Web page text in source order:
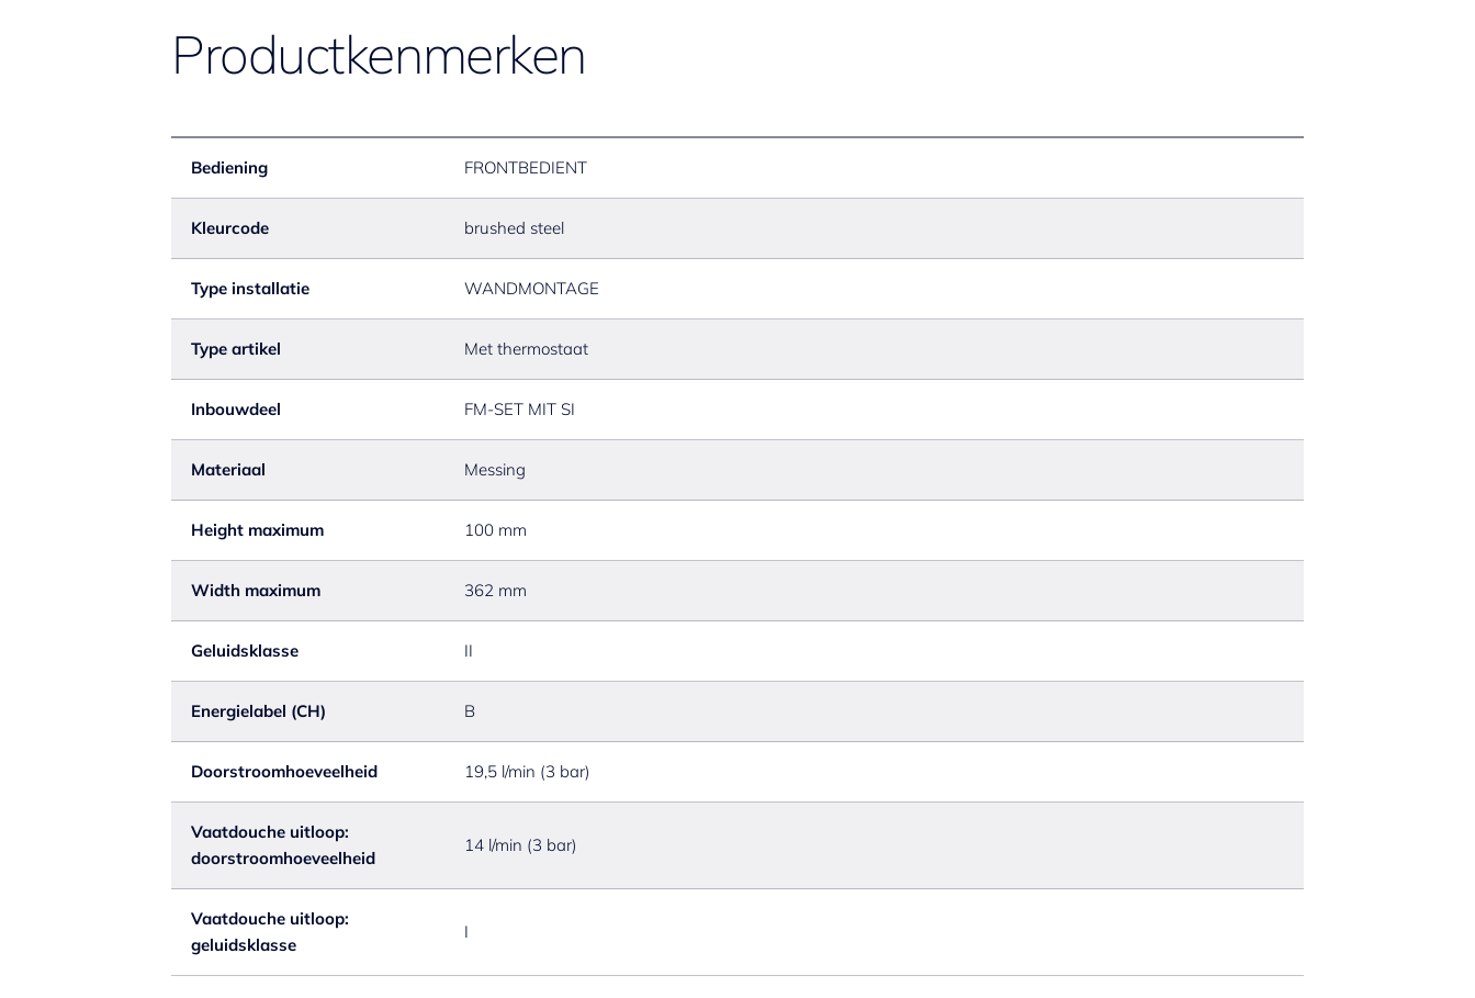
Productkenmerken
Bediening FRONTBEDIENT
Kleurcode brushed steel
Type installatie WANDMONTAGE
Type artikel Met thermostaat
Inbouwdeel FM-SET MIT SI
Materiaal Messing
Height maximum 100 mm
Width maximum 362 mm
Geluidsklasse II
Energielabel (CH) B
Doorstroomhoeveelheid 19,5 l/min (3 bar)
Vaatdouche uitloop:
doorstroomhoeveelheid
14 l/min (3 bar)
Vaatdouche uitloop:
geluidsklasse
I